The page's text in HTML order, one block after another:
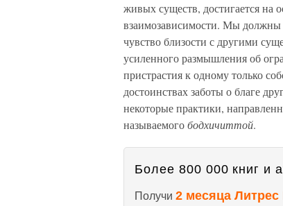
живых существ, достигается на
взаимозависимости. Мы должны
чувство близости с другими
усиленного размышления об
пристрастия к одному только
достоинствах заботы о благе
некоторые практики,
называемогободхичиттой.
Более 800 000 книг и
Получи 2 месяца